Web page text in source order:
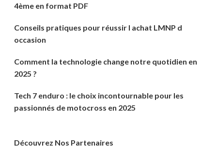
4ème en format PDF
Conseils pratiques pour réussir l achat LMNP d
occasion
Comment la technologie change notre quotidien en
2025 ?
Tech 7 enduro : le choix incontournable pour les
passionnés de motocross en 2025
Découvrez Nos Partenaires